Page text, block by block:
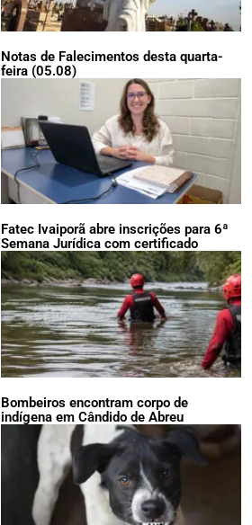
Notas de Falecimentos desta quarta-
feira (05.08)
Fatec Ivaiporã abre inscrições para 6ª
Semana Jurídica com certificado
Bombeiros encontram corpo de
indígena em Cândido de Abreu